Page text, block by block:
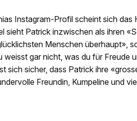
Instagram-Profil scheint sich das
sieht Patrick inzwischen als ihren
Menschen überhaupt»,
weisst gar nicht, was du für Freude
sich sicher, dass Patrick ihre
Freundin, Kumpeline und